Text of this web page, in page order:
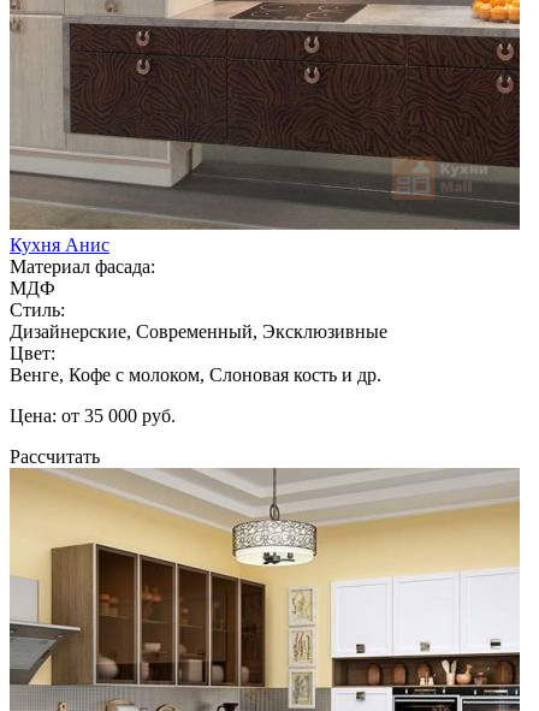
Кухня Анис
Материал фасада:
МДФ
Стиль:
Дизайнерские, Современный, Эксклюзивные
Цвет:
Венге, Кофе с молоком, Слоновая кость и др.
Цена: от 35 000 руб.
Рассчитать